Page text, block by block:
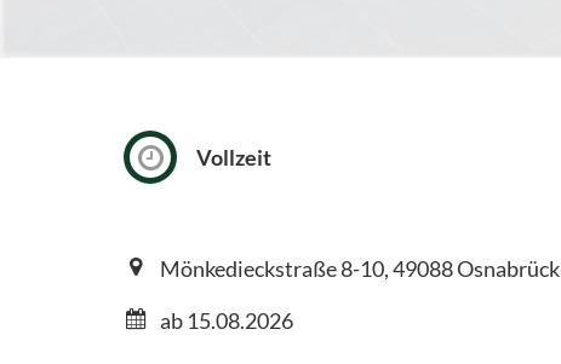
Vollzeit
Mönkedieckstraße 8-10, 49088 Osnabrück
ab 15.08.2026